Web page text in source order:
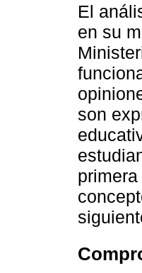
El
en su
son